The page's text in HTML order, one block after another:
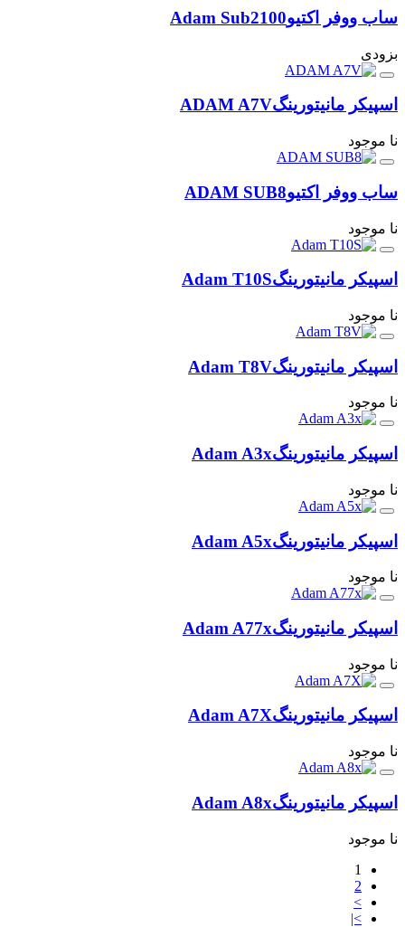
ساب ووفر اکتیوAdam Sub2100
بزودی
اسپیکر مانیتورینگADAM A7V
نا موجود
ساب ووفر اکتیوADAM SUB8
نا موجود
اسپیکر مانیتورینگAdam T10S
نا موجود
اسپیکر مانیتورینگAdam T8V
نا موجود
اسپیکر مانیتورینگAdam A3x
نا موجود
اسپیکر مانیتورینگAdam A5x
نا موجود
اسپیکر مانیتورینگAdam A77x
نا موجود
اسپیکر مانیتورینگAdam A7X
نا موجود
اسپیکر مانیتورینگAdam A8x
نا موجود
1
2
>
>|